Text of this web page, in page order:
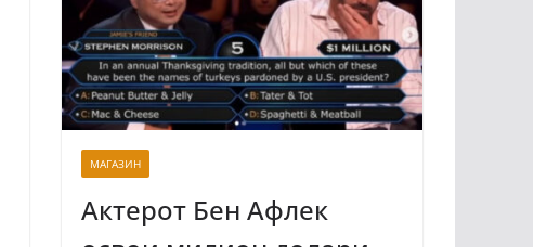
МАГАЗИН
Актерот Бен Афлек